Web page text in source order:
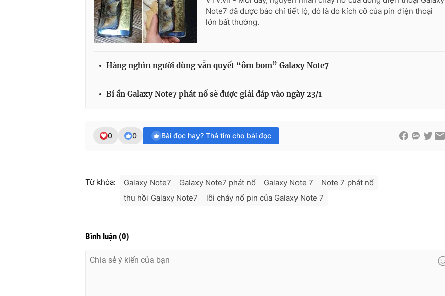
Note7 đã được báo chí tiết lộ, đó là do kích cỡ của pin điện thoại
lớn bất thường.
Hàng nghìn người dùng vẫn quyết “ôm bom” Galaxy Note7
Bí ẩn Galaxy Note7 phát nổ sẽ được giải đáp vào ngày 23/1
0 0 Bài đọc hay? Thả tim cho bài đọc
Từ khóa: Galaxy Note7 Galaxy Note7 phát nổ Galaxy Note 7
Note 7 phát nổ
thu hồi Galaxy Note7
lỗi cháy nổ pin của Galaxy Note 7
Bình luận (0)